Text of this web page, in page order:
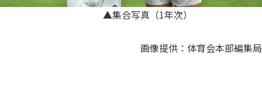
▲集合写真（1年次）
画像提供：体育会本部編集局